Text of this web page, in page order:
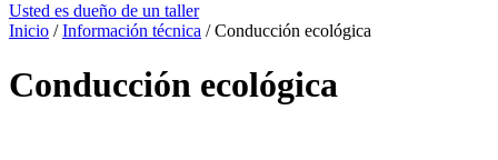
Usted es dueño de un taller
Inicio /Información técnica /Conducción ecológica
Conducción ecológica